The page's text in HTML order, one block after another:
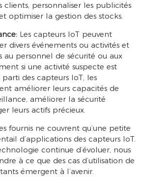
clients, personnaliser les publicités
optimiser la gestion des stocks.
Les capteurs IoT peuvent
divers événements ou activités et
au personnel de sécurité ou aux
si une activité suspecte est
des capteurs IoT, les
améliorer leurs capacités de
améliorer la sécurité
leurs actifs précieux.
fournis ne couvrent qu’une petite
d’applications des capteurs IoT.
continue d’évoluer, nous
à ce que des cas d’utilisation de
émergent à l’avenir.